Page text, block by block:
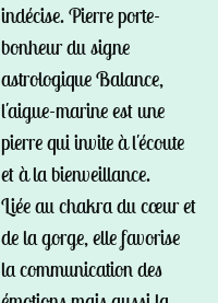
indécise.Pierre porte-
bonheur du signe
astrologiqueBalance,
l'aigue-marine est une
pierre qui invite à l'écoute
et à la bienveillance.
Liée au chakra du cœur et
de la gorge, elle favorise
la communication des